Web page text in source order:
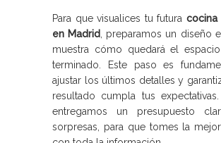
Para que visualices tu futura cocina
en Madrid
, preparamos un diseño
muestra cómo quedará el
terminado. Este paso es
ajustar los últimos detalles y
resultado cumpla tus expectativas.
entregamos un presupuesto
sorpresas, para que tomes la